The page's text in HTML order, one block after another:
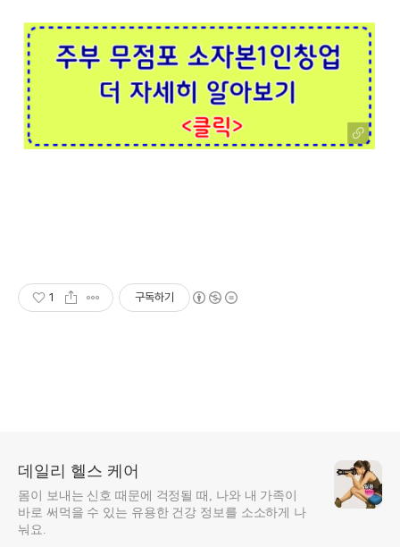
1 구독하기
데일리 헬스 케어
몸이 보내는 신호 때문에 걱정될 때, 나와 내 가족이
바로 써먹을 수 있는 유용한 건강 정보를 소소하게 나
눠요.